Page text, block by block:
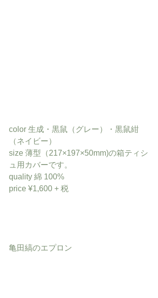
color 生成・黒鼠（グレー）・黒鼠紺
（ネイビー）
size 薄型（217×197×50mm)の箱ティシ
ュ用カバーです。
quality 綿 100%
price ¥1,600 + 税
亀田縞のエプロン